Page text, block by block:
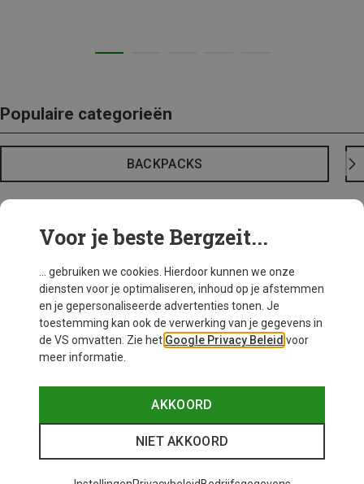
Populaire categorieën
BACKPACKS
Voor je beste Bergzeit...
... gebruiken we cookies. Hierdoor kunnen we onze
diensten voor je optimaliseren, inhoud op je afstemmen
en je gepersonaliseerde advertenties tonen. Je
toestemming kan ook de verwerking van je gegevens in
de VS omvatten. Zie het Google Privacy Beleid voor
meer informatie.
AKKOORD
NIET AKKOORD